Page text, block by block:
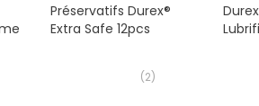
Préservatifs Durex®
Extra Safe 12pcs
(2)